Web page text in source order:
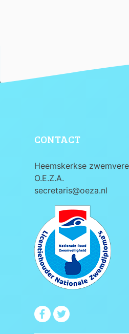
CONTACT
Heemskerkse
O.E.Z.A.
secretaris@oeza.nl